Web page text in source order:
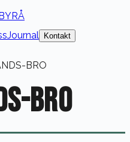
Journal Kontakt
BRO
BRO